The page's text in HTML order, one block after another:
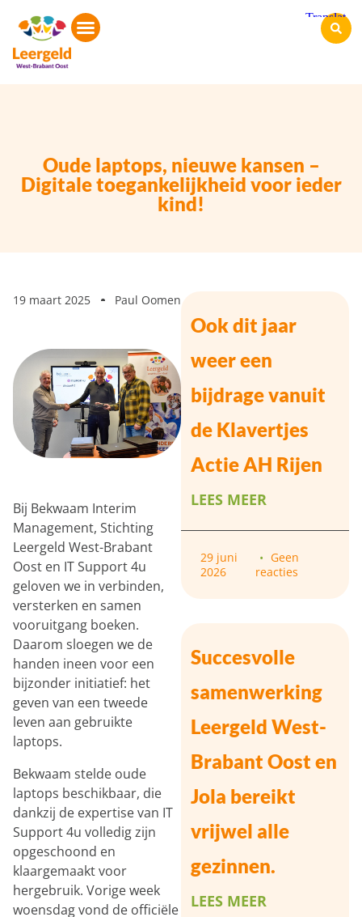
Oude laptops, nieuwe kansen –
Digitale toegankelijkheid voor ieder
kind!
19 maart 2025 Paul Oomen
Bij Bekwaam Interim
Management, Stichting
Leergeld West-Brabant
Oost en IT Support 4u
geloven we in verbinden,
versterken en samen
vooruitgang boeken.
Daarom sloegen we de
handen ineen voor een
bijzonder initiatief: het
geven van een tweede
leven aan gebruikte
laptops.
Bekwaam stelde oude
laptops beschikbaar, die
dankzij de expertise van IT
Support 4u volledig zijn
opgeschoond en
klaargemaakt voor
hergebruik. Vorige week
woensdag vond de officiële
Ook dit jaar
weer een
bijdrage vanuit
de Klavertjes
Actie AH Rijen
LEES MEER
29 juni
2026
Geen
reacties
Succesvolle
samenwerking
Leergeld West-
Brabant Oost en
Jola bereikt
vrijwel alle
gezinnen.
LEES MEER